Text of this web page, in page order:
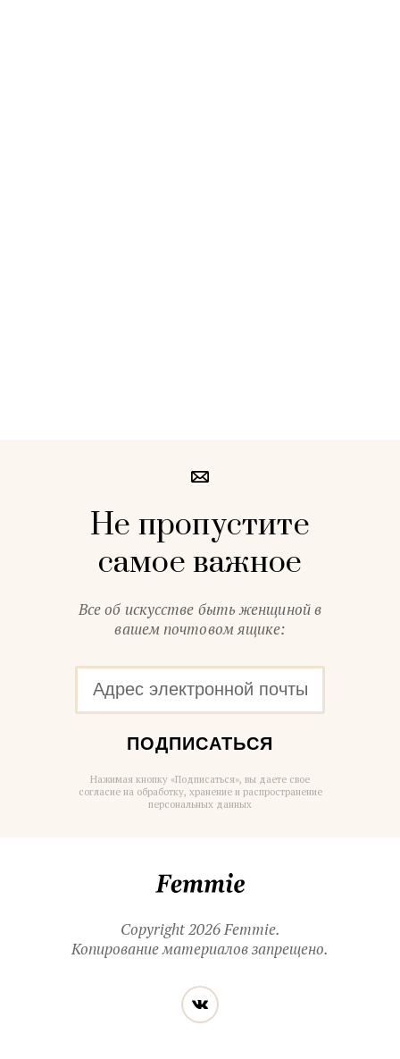
Не пропустите
самое важное
Все об искусстве быть женщиной в
вашем почтовом ящике:
ПОДПИСАТЬСЯ
Нажимая кнопку «Подписаться», вы даете свое
согласие на обработку, хранение и распространение
персональных данных
Copyright 2026 Femmie.
Копирование материалов запрещено.
Читайте
нас
в социальных